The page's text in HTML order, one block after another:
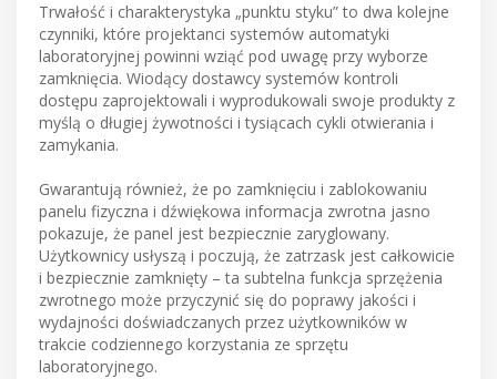
Trwałość i charakterystyka „punktu styku” to dwa kolejne
czynniki, które projektanci systemów automatyki
laboratoryjnej powinni wziąć pod uwagę przy wyborze
zamknięcia. Wiodący dostawcy systemów kontroli
dostępu zaprojektowali i wyprodukowali swoje produkty z
myślą o długiej żywotności i tysiącach cykli otwierania i
zamykania.
Gwarantują również, że po zamknięciu i zablokowaniu
panelu fizyczna i dźwiękowa informacja zwrotna jasno
pokazuje, że panel jest bezpiecznie zaryglowany.
Użytkownicy usłyszą i poczują, że zatrzask jest całkowicie
i bezpiecznie zamknięty – ta subtelna funkcja sprzężenia
zwrotnego może przyczynić się do poprawy jakości i
wydajności doświadczanych przez użytkowników w
trakcie codziennego korzystania ze sprzętu
laboratoryjnego.